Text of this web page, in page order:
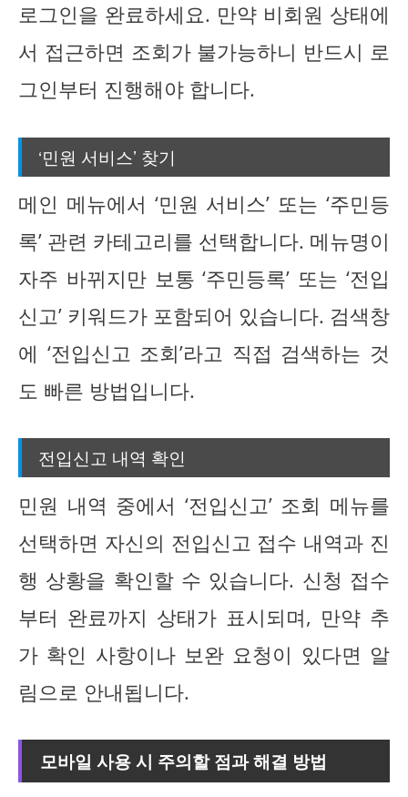
로그인을 완료하세요. 만약 비회원 상태에
서 접근하면 조회가 불가능하니 반드시 로
그인부터 진행해야 합니다.
‘민원 서비스’ 찾기
메인 메뉴에서 ‘민원 서비스’ 또는 ‘주민등
록’ 관련 카테고리를 선택합니다. 메뉴명이
자주 바뀌지만 보통 ‘주민등록’ 또는 ‘전입
신고’ 키워드가 포함되어 있습니다. 검색창
에 ‘전입신고 조회’라고 직접 검색하는 것
도 빠른 방법입니다.
전입신고 내역 확인
민원 내역 중에서 ‘전입신고’ 조회 메뉴를
선택하면 자신의 전입신고 접수 내역과 진
행 상황을 확인할 수 있습니다. 신청 접수
부터 완료까지 상태가 표시되며, 만약 추
가 확인 사항이나 보완 요청이 있다면 알
림으로 안내됩니다.
모바일 사용 시 주의할 점과 해결 방법